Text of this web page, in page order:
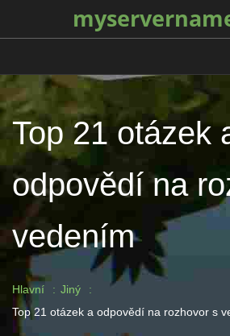
Top 21 otázek
odpovědí na
vedením
Hlavní
Jiný
Top 21 otázek a odpovědí na rozhovor s